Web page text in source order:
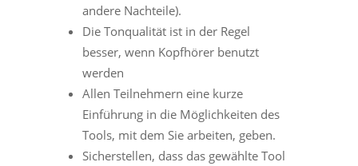
andere Nachteile).
Die Tonqualität ist in der Regel
besser, wenn Kopfhörer benutzt
werden
Allen Teilnehmern eine kurze
Einführung in die Möglichkeiten des
Tools, mit dem Sie arbeiten, geben.
Sicherstellen, dass das gewählte Tool